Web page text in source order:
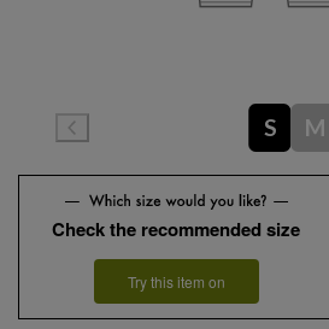
S M
Check the recommended size
Try this item on